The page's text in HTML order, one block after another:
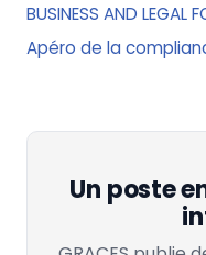
BUSINESS AND LEGAL
Apéro de la
Un poste